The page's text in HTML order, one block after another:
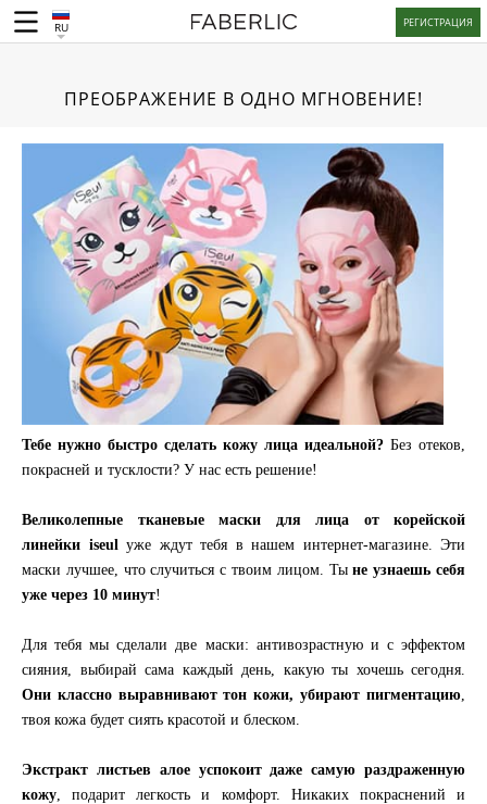
RU РЕГИСТРАЦИЯ
ПРЕОБРАЖЕНИЕ В ОДНО МГНОВЕНИЕ!
Тебе нужно быстро сделать кожу лица идеальной? Без отеков,
покрасней и тусклости? У нас есть решение!
Великолепные тканевые маски для лица от корейской
линейки iseul уже ждут тебя в нашем интернет-магазине. Эти
маски лучшее, что случиться с твоим лицом. Тыне узнаешь себя
уже через 10 минут!
Для тебя мы сделали две маски: антивозрастную и с эффектом
сияния, выбирай сама каждый день, какую ты хочешь сегодня.
Они классно выравнивают тон кожи, убирают пигментацию
твоя кожа будет сиять красотой и блеском.
Экстракт листьев алое успокоит даже самую раздраженную
кожу , подарит легкость и комфорт. Никаких покраснений и